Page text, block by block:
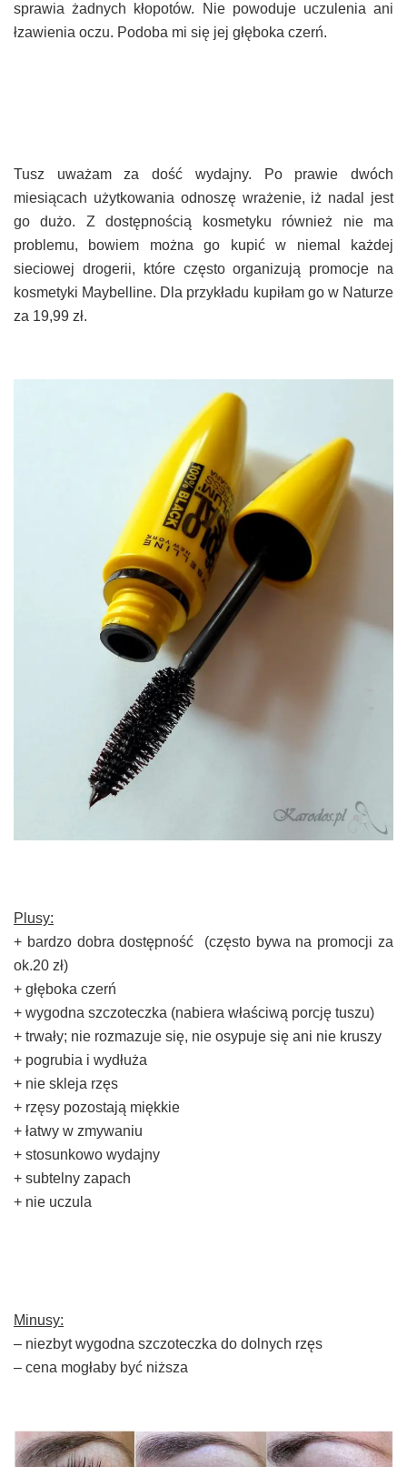
sprawia żadnych kłopotów. Nie powoduje uczulenia ani
łzawienia oczu. Podoba mi się jej głęboka czerń.
Tusz uważam za dość wydajny. Po prawie dwóch
miesiącach użytkowania odnoszę wrażenie, iż nadal jest
go dużo. Z dostępnością kosmetyku również nie ma
problemu, bowiem można go kupić w niemal każdej
sieciowej drogerii, które często organizują promocje na
kosmetyki Maybelline. Dla przykładu kupiłam go w Naturze
za 19,99 zł.
Plusy:
+ bardzo dobra dostępność
(często bywa na promocji za
ok.20 zł)
+ głęboka czerń
+ wygodna szczoteczka (nabiera właściwą porcję tuszu)
+ trwały; nie rozmazuje się, nie osypuje się ani nie kruszy
+ pogrubia i wydłuża
+ nie skleja rzęs
+ rzęsy pozostają miękkie
+ łatwy w zmywaniu
+ stosunkowo wydajny
+ subtelny zapach
+ nie uczula
Minusy:
– niezbyt wygodna szczoteczka do dolnych rzęs
– cena mogłaby być niższa